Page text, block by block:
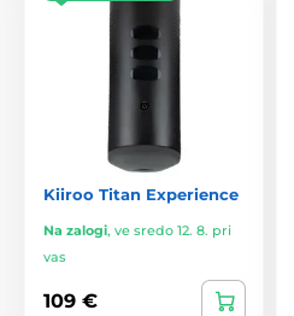
Kiiroo Titan Experience
Na zalogi, ve sredo 12. 8. pri
vas
109 €